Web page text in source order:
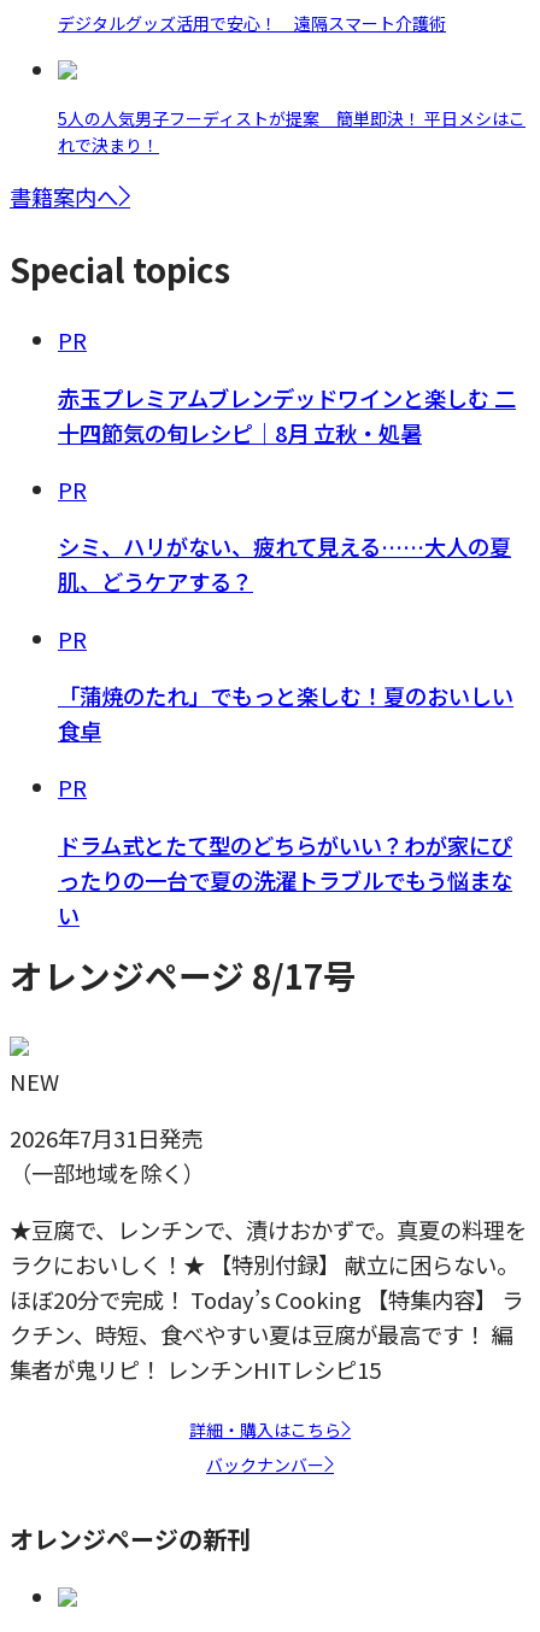
デジタルグッズ活用で安心！ 遠隔スマート介護術
5人の人気男子フーディストが提案 簡単即決！ 平日メシはこ
れで決まり！
書籍案内へ
Special topics
PR
赤玉プレミアムブレンデッドワインと楽しむ 二
十四節気の旬レシピ｜8月 立秋・処暑
PR
シミ、ハリがない、疲れて見える……大人の夏
肌、どうケアする？
PR
「蒲焼のたれ」でもっと楽しむ！夏のおいしい
食卓
PR
ドラム式とたて型のどちらがいい？わが家にぴ
ったりの一台で夏の洗濯トラブルでもう悩まな
い
オレンジページ 8/17号
NEW
2026年7月31日発売
（一部地域を除く）
★豆腐で、レンチンで、漬けおかずで。真夏の料理を
ラクにおいしく！★ 【特別付録】 献立に困らない。
ほぼ20分で完成！ Today’s Cooking 【特集内容】 ラ
クチン、時短、食べやすい夏は豆腐が最高です！ 編
集者が鬼リピ！ レンチンHITレシピ15
詳細・購入はこちら
バックナンバー
オレンジページの新刊